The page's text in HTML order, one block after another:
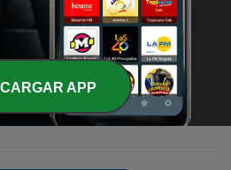
15 y 16 - Siete ángeles
13 y 14 - La bestia que
APP